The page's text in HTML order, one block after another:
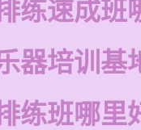
练速成班
器培训基
练班哪里